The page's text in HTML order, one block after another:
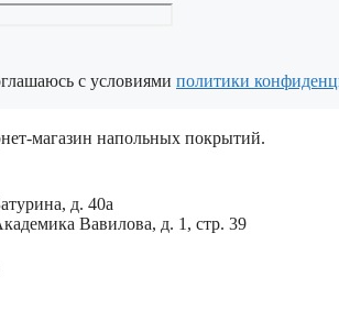
с условиями политики
магазин напольных покрытий.
д. 40а
Вавилова, д. 1, стр. 39